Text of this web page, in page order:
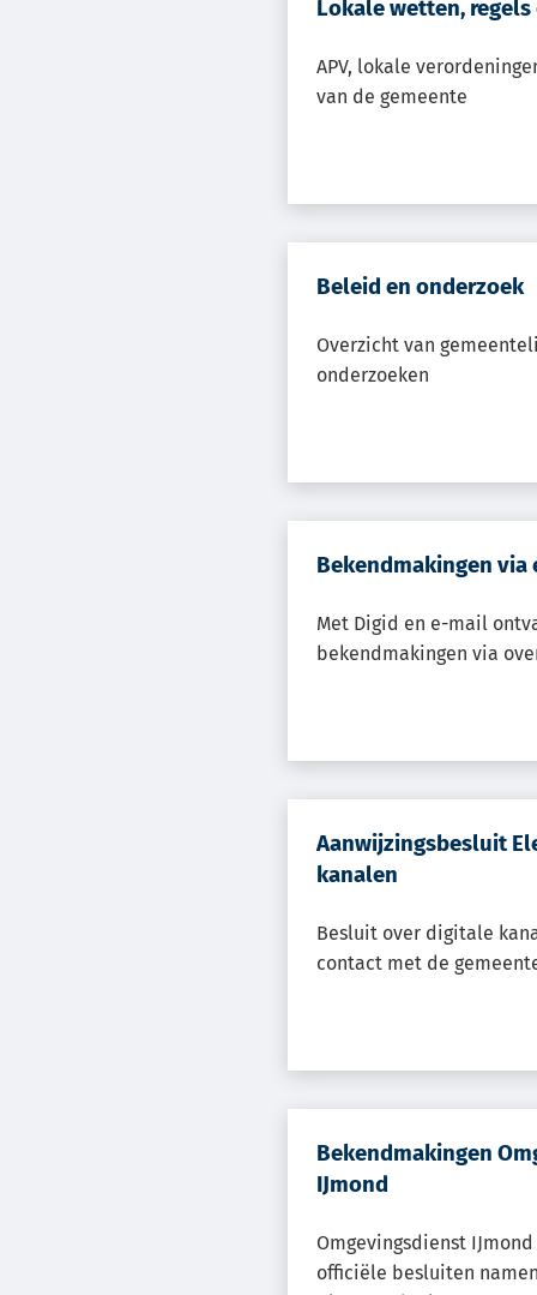
Lokale wetten,
APV, lokale
van de gemeente
Beleid en onderzoek
Overzicht van
onderzoeken
Bekendmakingen via
Met Digid en e-mail
bekendmakingen via
Aanwijzingsbesluit
kanalen
Besluit over digitale
contact met de
Bekendmakingen
IJmond
Omgevingsdienst
officiële besluiten